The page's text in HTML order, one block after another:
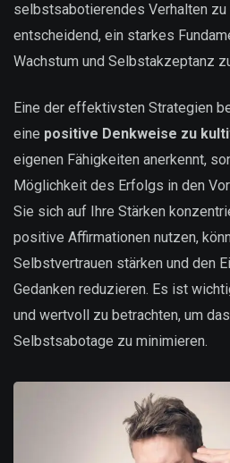
selbstsabotierendes Verhalten
entscheidend, ein starkes
Wachstum und Selbstakzeptanz
Eine der effektivsten Strategien
eine positive Denkweise zu
eigenen Fähigkeiten anerkennt,
Möglichkeit des Erfolgs in den
Sie sich auf Ihre Stärken
positive Affirmationen nutzen,
Selbstvertrauen stärken und den
Gedanken reduzieren. Es ist
und wertvoll zu betrachten, um
Selbstsabotage zu minimieren.